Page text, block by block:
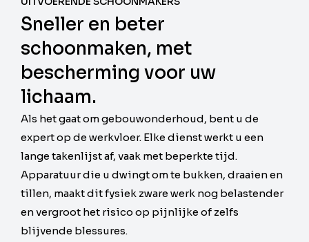
Sneller en beter
schoonmaken, met
bescherming voor uw
lichaam.
Als het gaat om gebouwonderhoud, bent u de
expert op de werkvloer. Elke dienst werkt u een
lange takenlijst af, vaak met beperkte tijd.
Apparatuur die u dwingt om te bukken, draaien en
tillen, maakt dit fysiek zware werk nog belastender
en vergroot het risico op pijnlijke of zelfs
blijvende blessures.